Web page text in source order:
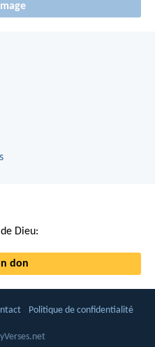
Dieu:
don
Politique de confidentialité